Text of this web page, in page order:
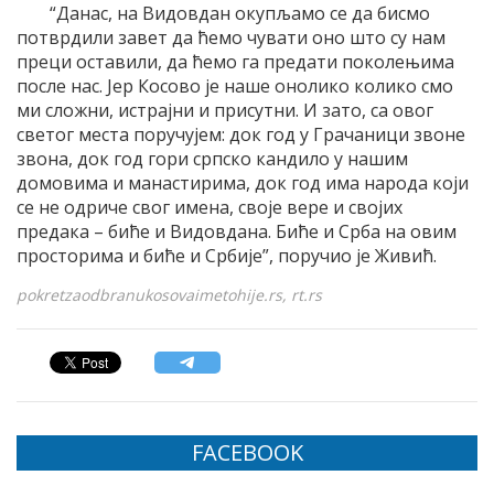
“Данас, на Видовдан окупљамо се да бисмо
потврдили завет да ћемо чувати оно што су нам
преци оставили, да ћемо га предати поколењима
после нас. Јер Косово је наше онолико колико смо
ми сложни, истрајни и присутни. И зато, са овог
светог места поручујем: док год у Грачаници звоне
звона, док год гори српско кандило у нашим
домовима и манастирима, док год има народа који
се не одриче свог имена, своје вере и својих
предака – биће и Видовдана. Биће и Срба на овим
просторима и биће и Србије”, поручио је Живић.
pokretzaodbranukosovaimetohije.rs, rt.rs
FACEBOOK